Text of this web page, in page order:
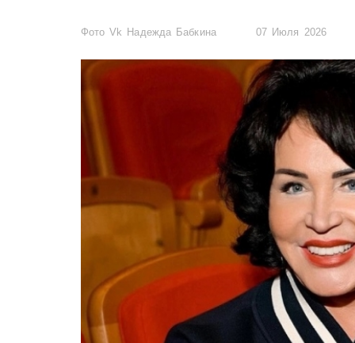
Фото Vk Надежда Бабкина 07 Июля 2026